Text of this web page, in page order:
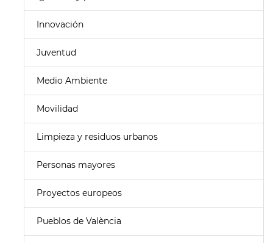
Innovación
Juventud
Medio Ambiente
Movilidad
Limpieza y residuos urbanos
Personas mayores
Proyectos europeos
Pueblos de València